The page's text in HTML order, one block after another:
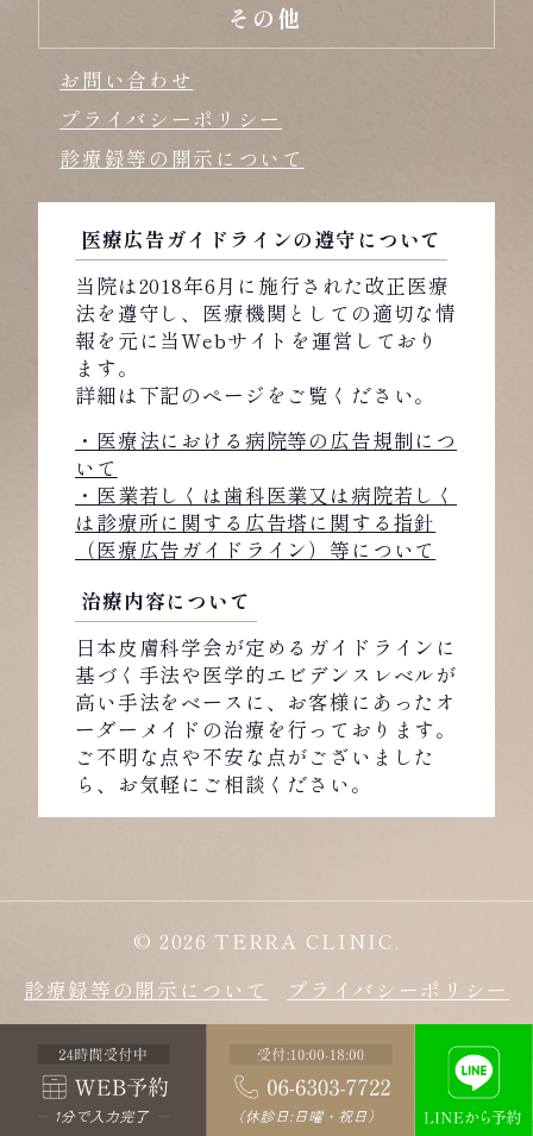
その他
お問い合わせ
プライバシーポリシー
診療録等の開示について
医療広告ガイドラインの遵守について
当院は2018年6月に施行された改正医療
法を遵守し、医療機関としての適切な情
報を元に当Webサイトを運営しており
ます。
詳細は下記のページをご覧ください。
・医療法における病院等の広告規制につ
いて
・医業若しくは歯科医業又は病院若しく
は診療所に関する広告塔に関する指針
（医療広告ガイドライン）等について
治療内容について
日本皮膚科学会が定めるガイドラインに
基づく手法や医学的エビデンスレベルが
高い手法をベースに、お客様にあったオ
ーダーメイドの治療を行っております。
ご不明な点や不安な点がございました
ら、お気軽にご相談ください。
© 2026 TERRA CLINIC.
診療録等の開示について
プライバシーポリシー